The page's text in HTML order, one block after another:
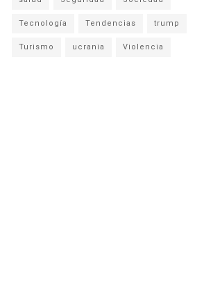
Tecnología Tendencias trump
Turismo ucrania Violencia